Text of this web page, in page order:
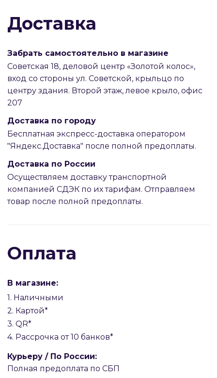
Доставка
Забрать самостоятельно в магазине
Советская 18, деловой центр «Золотой колос»,
вход со стороны ул. Советской, крыльцо по
центру здания. Второй этаж, левое крыло, офис
207
Доставка по городу
Бесплатная экспресс-доставка оператором
"Яндекс.Доставка" после полной предоплаты.
Доставка по России
Осуществляем доставку транспортной
компанией СДЭК по их тарифам. Отправляем
товар после полной предоплаты.
Оплата
В магазине:
1. Наличными
2. Картой*
3. QR*
4. Рассрочка от 10 банков*
Курьеру / По России:
Полная предоплата по СБП